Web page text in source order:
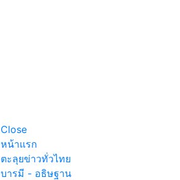
Close
หน้าแรก
ตะลุยข่าวทั่วไทย
บารมี - อธิษฐาน